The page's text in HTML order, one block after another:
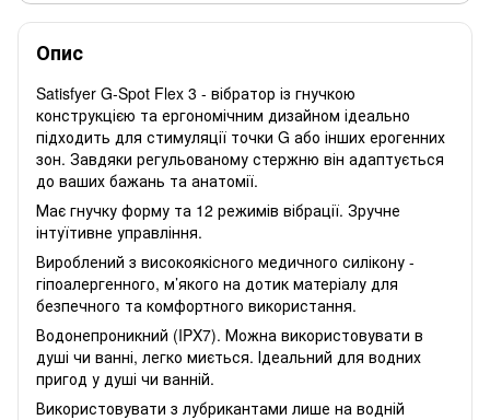
Опис
Satisfyer G-Spot Flex 3 - вібратор із гнучкою
конструкцією та ергономічним дизайном ідеально
підходить для стимуляції точки G або інших ерогенних
зон. Завдяки регульованому стержню він адаптується
до ваших бажань та анатомії.
Має гнучку форму та 12 режимів вібрації. Зручне
інтуїтивне управління.
Вироблений з високоякісного медичного силікону -
гіпоалергенного, м’якого на дотик матеріалу для
безпечного та комфортного використання.
Водонепроникний (IPX7). Можна використовувати в
душі чи ванні, легко миється. Ідеальний для водних
пригод у душі чи ванній.
Використовувати з лубрикантами лише на водній